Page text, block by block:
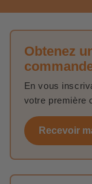
Obtenez
En vous
votre première
Recevoir